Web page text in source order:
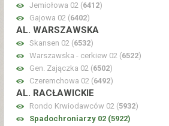
Jemiołowa 02 (6412)
Gajowa 02 (6402)
AL. WARSZAWSKA
Skansen 02 (6532)
Warszawska - cerkiew 02 (6522)
Gen. Zajączka 02 (6502)
Czeremchowa 02 (6492)
AL. RACŁAWICKIE
Rondo Krwiodawców 02 (5932)
Spadochroniarzy 02 (5922)